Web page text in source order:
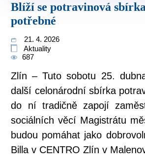
Blíží se potravinová sbírka pro
potřebné
21. 4. 2026
Aktuality
687
Zlín – Tuto sobotu 25.
další celonárodní sbírka
do ní tradičně zapojí
sociálních věcí Magistrátu
budou pomáhat jako
Billa v CENTRO Zlín v